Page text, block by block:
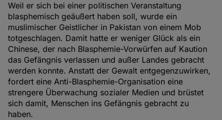
Weil er sich bei einer politischen Veranstaltung
blasphemisch geäußert haben soll, wurde ein
muslimischer Geistlicher in Pakistan von einem Mob
totgeschlagen. Damit hatte er weniger Glück als ein
Chinese, der nach Blasphemie-Vorwürfen auf Kaution
das Gefängnis verlassen und außer Landes gebracht
werden konnte. Anstatt der Gewalt entgegenzuwirken,
fordert eine Anti-Blasphemie-Organisation eine
strengere Überwachung sozialer Medien und brüstet
sich damit, Menschen ins Gefängnis gebracht zu
haben.